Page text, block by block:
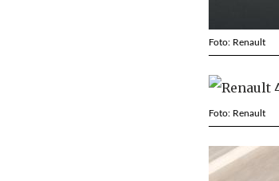
Foto: Renault
Foto: Renault